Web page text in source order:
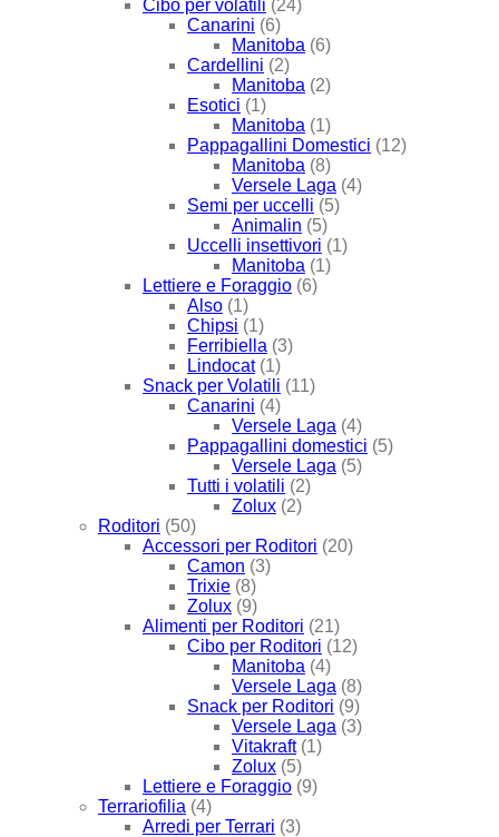
Cibo per volatili (24)
Canarini (6)
Manitoba (6)
Cardellini (2)
Manitoba (2)
Esotici (1)
Manitoba (1)
Pappagallini Domestici (12)
Manitoba (8)
Versele Laga (4)
Semi per uccelli (5)
Animalin (5)
Uccelli insettivori (1)
Manitoba (1)
Lettiere e Foraggio (6)
Also (1)
Chipsi (1)
Ferribiella (3)
Lindocat (1)
Snack per Volatili (11)
Canarini (4)
Versele Laga (4)
Pappagallini domestici (5)
Versele Laga (5)
Tutti i volatili (2)
Zolux (2)
Roditori (50)
Accessori per Roditori (20)
Camon (3)
Trixie (8)
Zolux (9)
Alimenti per Roditori (21)
Cibo per Roditori (12)
Manitoba (4)
Versele Laga (8)
Snack per Roditori (9)
Versele Laga (3)
Vitakraft (1)
Zolux (5)
Lettiere e Foraggio (9)
Terrariofilia (4)
Arredi per Terrari (3)